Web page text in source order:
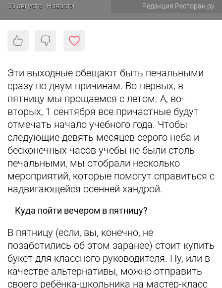
30 августа · Новости Редакция Ресторан.ру
Эти выходные обещают быть печальными
сразу по двум причинам. Во-первых, в
пятницу мы прощаемся с летом. А, во-
вторых, 1 сентября все причастные будут
отмечать начало учебного года. Чтобы
следующие девять месяцев серого неба и
бесконечных часов учебы не были столь
печальными, мы отобрали несколько
мероприятий, которые помогут справиться с
надвигающейся осенней хандрой.
Куда пойти вечером в пятницу?
В пятницу (если, вы, конечно, не
позаботились об этом заранее) стоит купить
букет для классного руководителя. Ну, или в
качестве альтернативы, можно отправить
своего ребёнка-школьника на мастер-класс